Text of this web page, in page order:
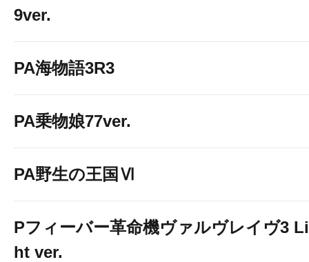
9ver.
PA海物語3R3
PA乗物娘77ver.
PA野生の王国Ⅵ
Pフィーバー革命機ヴァルヴレイヴ3
ht ver.